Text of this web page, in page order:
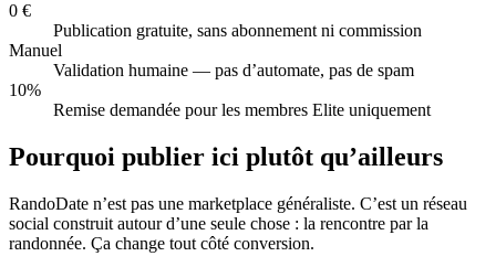
0 €
Publication gratuite, sans abonnement ni commission
Manuel
Validation humaine — pas d’automate, pas de spam
10%
Remise demandée pour les membres Elite uniquement
Pourquoi publier ici plutôt qu’ailleurs
RandoDate n’est pas une marketplace généraliste. C’est un réseau
social construit autour d’une seule chose : la rencontre par la
randonnée. Ça change tout côté conversion.